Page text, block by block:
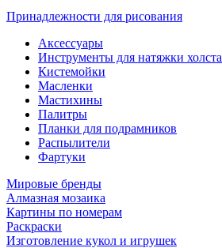
Принадлежности для рисования
Аксессуары
Инструменты для натяжки холста
Кистемойки
Масленки
Мастихины
Палитры
Планки для подрамников
Распылители
Фартуки
Мировые бренды
Алмазная мозаика
Картины по номерам
Раскраски
Изготовление кукол и игрушек